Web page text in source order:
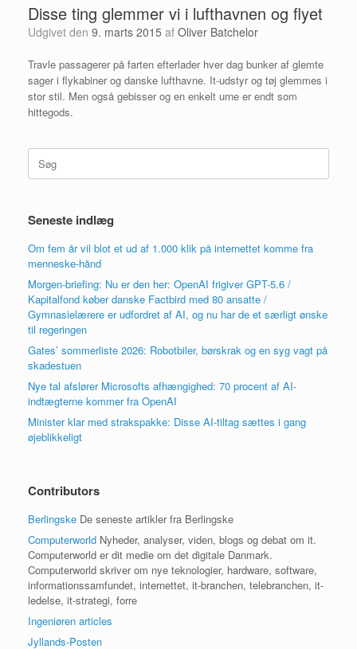
Disse ting glemmer vi i lufthavnen og flyet
Udgivet den 9. marts 2015 af Oliver Batchelor
Travle passagerer på farten efterlader hver dag bunker af glemte
sager i flykabiner og danske lufthavne. It-udstyr og tøj glemmes i
stor stil. Men også gebisser og en enkelt urne er endt som
hittegods.
Søg
efter:
Seneste indlæg
Om fem år vil blot et ud af 1.000 klik på internettet komme fra
menneske-hånd
Morgen-briefing: Nu er den her: OpenAI frigiver GPT-5.6 /
Kapitalfond køber danske Factbird med 80 ansatte /
Gymnasielærere er udfordret af AI, og nu har de et særligt ønske
til regeringen
Gates’ sommerliste 2026: Robotbiler, børskrak og en syg vagt på
skadestuen
Nye tal afslører Microsofts afhængighed: 70 procent af AI-
indtægterne kommer fra OpenAI
Minister klar med strakspakke: Disse AI-tiltag sættes i gang
øjeblikkeligt
Contributors
Berlingske De seneste artikler fra Berlingske
Computerworld Nyheder, analyser, viden, blogs og debat om it.
Computerworld er dit medie om det digitale Danmark.
Computerworld skriver om nye teknologier, hardware, software,
informationssamfundet, internettet, it-branchen, telebranchen, it-
ledelse, it-strategi, forre
Ingeniøren articles
Jyllands-Posten